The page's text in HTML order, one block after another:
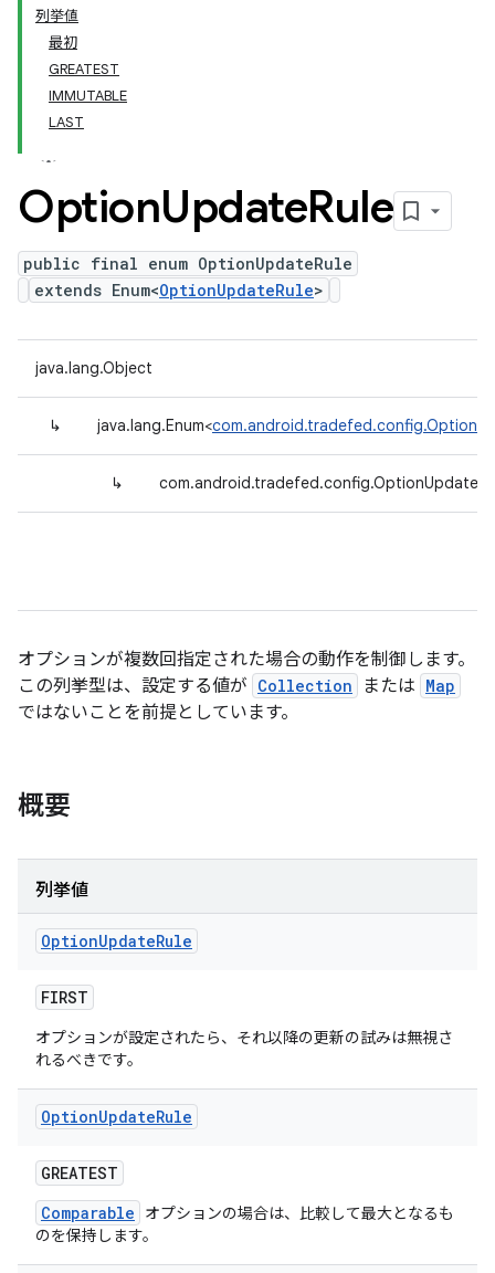
列挙値
最初
GREATEST
IMMUTABLE
LAST
OptionUpdateRule
public final enum OptionUpdateRule
extends Enum<OptionUpdateRule>
java.lang.Object
↳ java.lang.Enum<
↳
オプションが複数回指定された場合の動作を制御します。
この列挙型は、設定する値が Collection または Map
ではないことを前提としています。
概要
列挙値
OptionUpdateRule
FIRST
オプションが設定されたら、それ以降の更新の試みは無視さ
れるべきです。
OptionUpdateRule
GREATEST
Comparable
オプションの場合は、比較して最大となるも
のを保持します。